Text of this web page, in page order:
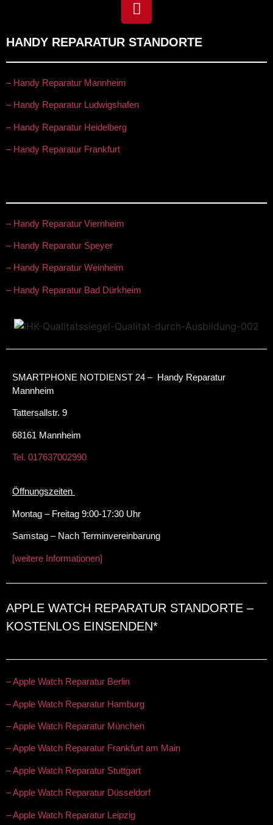
HANDY REPARATUR STANDORTE
– Handy Reparatur Mannheim
– Handy Reparatur Ludwigshafen
– Handy Reparatur Heidelberg
– Handy Reparatur Frankfurt
– Handy Reparatur Viernheim
– Handy Reparatur Speyer
– Handy Reparatur Weinheim
– Handy Reparatur Bad Dürkheim
SMARTPHONE NOTDIENST 24 – Handy Reparatur
Mannheim
Tattersallstr. 9
68161 Mannheim
Tel. 017637002990
Öffnungszeiten
Montag – Freitag 9:00-17:30 Uhr
Samstag – Nach Terminvereinbarung
[weitere Informationen]
APPLE WATCH REPARATUR STANDORTE –
KOSTENLOS EINSENDEN*
– Apple Watch Reparatur Berlin
– Apple Watch Reparatur Hamburg
– Apple Watch Reparatur München
– Apple Watch Reparatur Frankfurt am Main
– Apple Watch Reparatur Stuttgart
– Apple Watch Reparatur Düsseldorf
– Apple Watch Reparatur Leipzig